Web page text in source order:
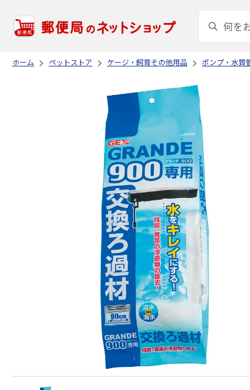
ホーム ペットストア ケージ・飼育その他用品 ポンプ・水質